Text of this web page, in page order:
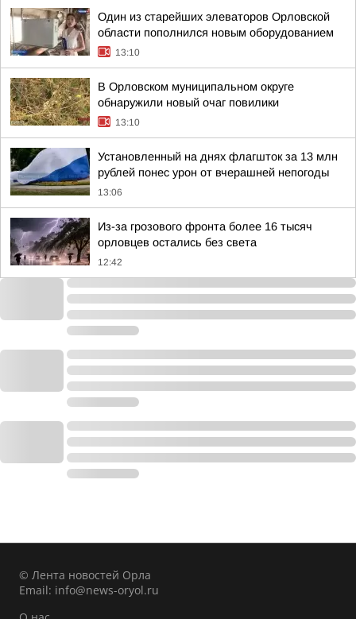
Один из старейших элеваторов Орловской
области пополнился новым оборудованием
13:10
В Орловском муниципальном округе
обнаружили новый очаг повилики
13:10
Установленный на днях флагшток за 13 млн
рублей понес урон от вчерашней непогоды
13:06
Из-за грозового фронта более 16 тысяч
орловцев остались без света
12:42
© Лента новостей Орла
Email: info@news-oryol.ru